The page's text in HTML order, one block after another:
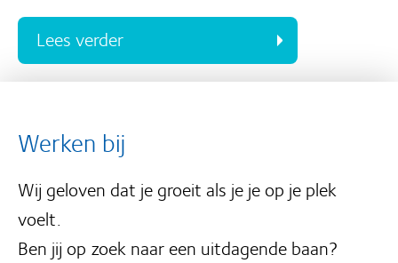
Lees verder
Werken bij
Wij geloven dat je groeit als je je op je plek
voelt.
Ben jij op zoek naar een uitdagende baan?